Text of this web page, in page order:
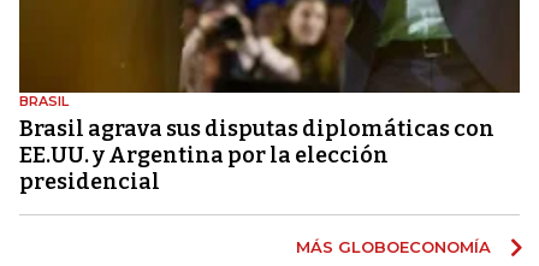
BRASIL
Brasil agrava sus disputas diplomáticas con
EE.UU. y Argentina por la elección
presidencial
MÁS GLOBOECONOMÍA